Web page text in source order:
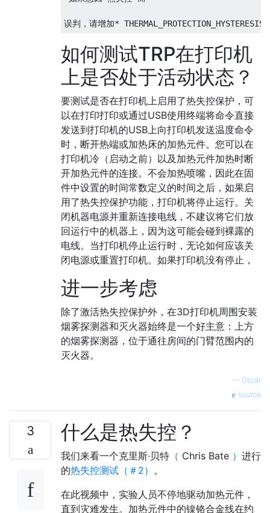
误判，请增加* THERMAL_PROTECTION_HYSTERESIS
如何测试TRP在打印机
上是否处于活动状态？
要测试是否在打印机上启用了热失控保护，可
以在打印打印或通过USB使用终端将命令直接
发送到打印机的USB上向打印机发送温度命令
时，断开热端或加热床的加热元件。您可以在
打印机冷（启动之前）以及加热元件加热时断
开加热元件的连接。不会加热喷嘴，因此在固
件中设置的时间常数定义的时间之后，如果启
用了热失控保护功能，打印机将停止运行。关
闭机器电源并重新连接电线，不建议将它们放
回运行中的机器上，因为这可能会碰到裸露的
电线。当打印机停止运行时，无论如何应该关
闭电源或重置打印机。如果打印机没有停止，
进一步考虑
除了激活热失控保护外，在3D打印机周围安装
烟雾探测器和灭火器始终是一个好主意：上方
的烟雾探测器，位于通往房间的门臂范围内的
灭火器。
— 0scar
source
3 什么是热失控？
我们来看一个克里斯·贝特 （ Chris Bate ） 进行
的热失控测试（＃2） 。
在此视频中，实验人员不停地驱动加热元件，
直到灾难发生。加热元件中的镍铬合金线在约